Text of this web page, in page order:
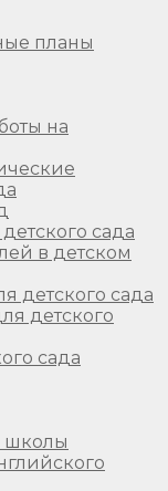
планы
на
сада
в детском
детского сада
детского
сада
школы